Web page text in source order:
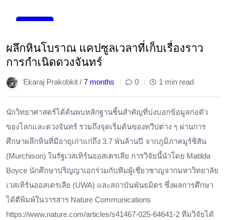
ผลึกหินโบราณ แคปซูลเวลาที่เก็บเรื่องราว
การกำเนิดดวงจันทร์
Ekaraj Prakobkit / 7 months 0 1 min read
นักวิทยาศาสตร์ได้ค้นพบหลักฐานชิ้นสำคัญที่บ่งบอกข้อมูลก่อตัว
ของโลกและดวงจันทร์ รวมถึงจุดเริ่มต้นของทวีปต่าง ๆ ผ่านการ
ศึกษาผลึกหินที่มีอายุเก่าแก่ถึง 3.7 พันล้านปี จากภูมิภาคมูร์ชิสัน
(Murchison) ในรัฐเวสเทิร์นออสเตรเลีย การวิจัยนี้นำโดย Matilda
Boyce นักศึกษาปริญญาเอกร่วมกับทีมผู้เชี่ยวชาญจากมหาวิทยาลัย
เวสเทิร์นออสเตรเลีย (UWA) และสถาบันพันธมิตร ซึ่งผลการศึกษา
ได้ตีพิมพ์ในวารสาร Nature Communications
https://www.nature.com/articles/s41467-025-64641-2 ทีมวิจัยได้